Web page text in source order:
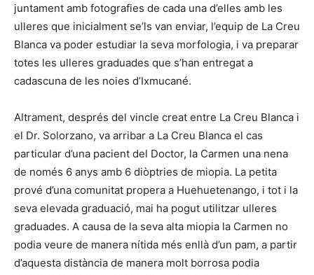
juntament amb fotografies de cada una d’elles amb les
ulleres que inicialment se’ls van enviar, l’equip de La Creu
Blanca va poder estudiar la seva morfologia, i va preparar
totes les ulleres graduades que s’han entregat a
cadascuna de les noies d’Ixmucané.
Altrament, després del vincle creat entre La Creu Blanca i
el Dr. Solorzano, va arribar a La Creu Blanca el cas
particular d’una pacient del Doctor, la Carmen una nena
de només 6 anys amb 6 diòptries de miopia. La petita
prové d’una comunitat propera a Huehuetenango, i tot i la
seva elevada graduació, mai ha pogut utilitzar ulleres
graduades. A causa de la seva alta miopia la Carmen no
podia veure de manera nítida més enllà d’un pam, a partir
d’aquesta distància de manera molt borrosa podia